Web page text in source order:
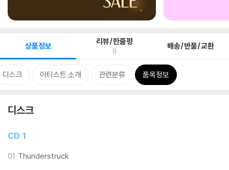
상품정보 리뷰/한줄평
0 배송/반품/교환
디스크 아티스트 소개 관련분류 품목정보
디스크
CD 1
01 Thunderstruck